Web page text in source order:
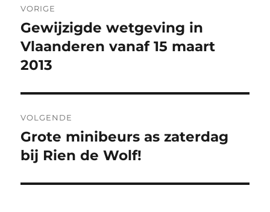
navigatie
VORIGE
Vorig
bericht:
Gewijzigde wetgeving in
Vlaanderen vanaf 15 maart
2013
VOLGENDE
Volgend
bericht:
Grote minibeurs as zaterdag
bij Rien de Wolf!